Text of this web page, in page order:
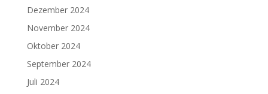
Dezember 2024
November 2024
Oktober 2024
September 2024
Juli 2024